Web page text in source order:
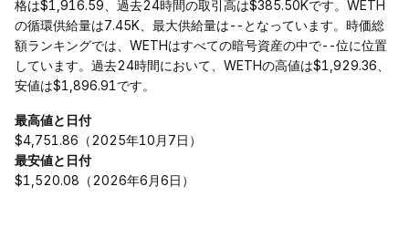
格は$1,916.59、過去24時間の取引高は$385.50Kです。WETH
の循環供給量は7.45K、最大供給量は--となっています。時価総
額ランキングでは、WETHはすべての暗号資産の中で--位に位置
しています。過去24時間において、WETHの高値は$1,929.36、
安値は$1,896.91です。
最高値と日付
$4,751.86（2025年10月7日）
最安値と日付
$1,520.08（2026年6月6日）